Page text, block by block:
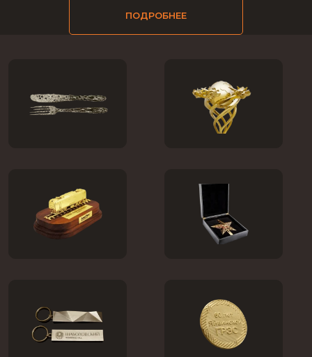
ПОДРОБНЕЕ